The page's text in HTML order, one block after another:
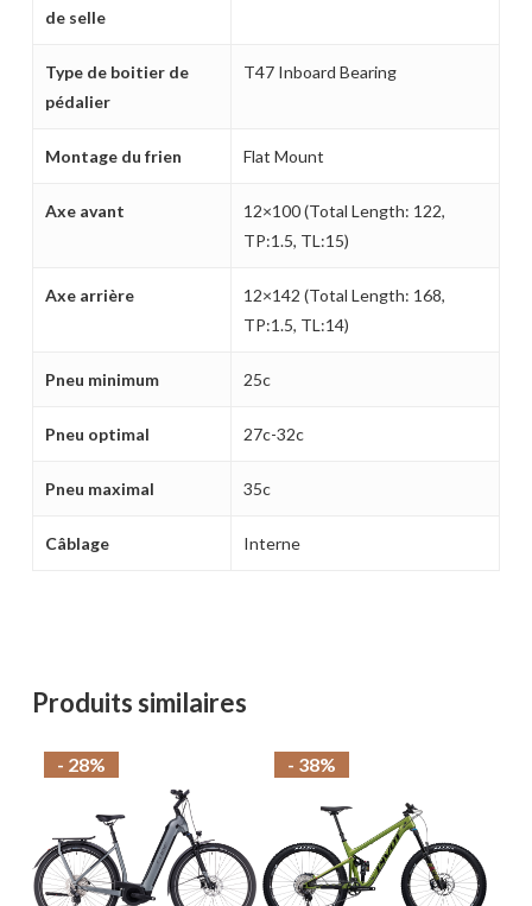
de selle
Type de boitier de
pédalier
T47 Inboard Bearing
Montage du frien Flat Mount
Axe avant
12×100 (Total Length: 122,
TP:1.5, TL:15)
Axe arrière
12×142 (Total Length: 168,
TP:1.5, TL:14)
Pneu minimum 25c
Pneu optimal 27c-32c
Pneu maximal 35c
Câblage Interne
Produits similaires
- 28% - 38%